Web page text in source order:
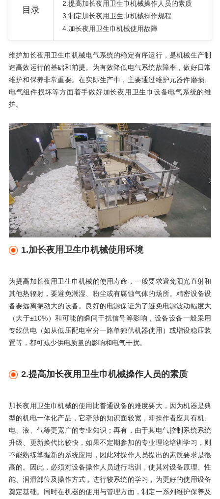
目录
2 提高加长夜用卫生巾机械操作人员的素质
3.制定加长夜用卫生巾机械操作规程
4.加长夜用卫生巾机械使用故障
维护加长夜用卫生巾机械电气系统的稳定有序运行，是机械生产制
造高效运行的基础和前提。为有效降低电气系统故障率，做好日常
维护和保养非常重要。在实际生产中，主要通过维护元器件磨损、
电气组件损坏等方面着手做好加长夜用卫生巾设备电气系统的维
护。
1.加长夜用卫生巾机械使用环境
为提高加长夜用卫生巾机械的使用寿命，一般要求避免阳光直射和
其他热辐射，要避免潮湿、粉尘或有腐蚀气体的场所。精密设备设
备要远离振动大的设备。良好的电源保证为了避免电源波动幅度大
（大于±10%）和可能的瞬间干扰信号等影响， 设备设备一般采用
专线供电（如从低压配电室分一路单独供机器使用）或增设稳压装
置等，都可减少供电质量的影响和电气干扰。
2.提高加长夜用卫生巾机械操作人员的素质
加长夜用卫生巾机械的使用比普通设备的难度要大，因为机器是典
型的机电一体化产品，它牵涉的知识面较宽，即操作者应具有机、
电、液、气等更宽广的专业知识；再有，由于其电气控制系统系统
升级、更新换代比较快，如果不定期参加的专业理论培训学习，则
不能熟练掌握新的系统应用，因此对操作人员提出的素质要求是很
高的。因此，必须对设备操作人员进行培训，使其对设备原理、性
能、润滑部位及操作方式，进行较系统的学习，为更好的使用设备
奠定基础。同时在机器的使用与管理方面，制定一系列维护保养及